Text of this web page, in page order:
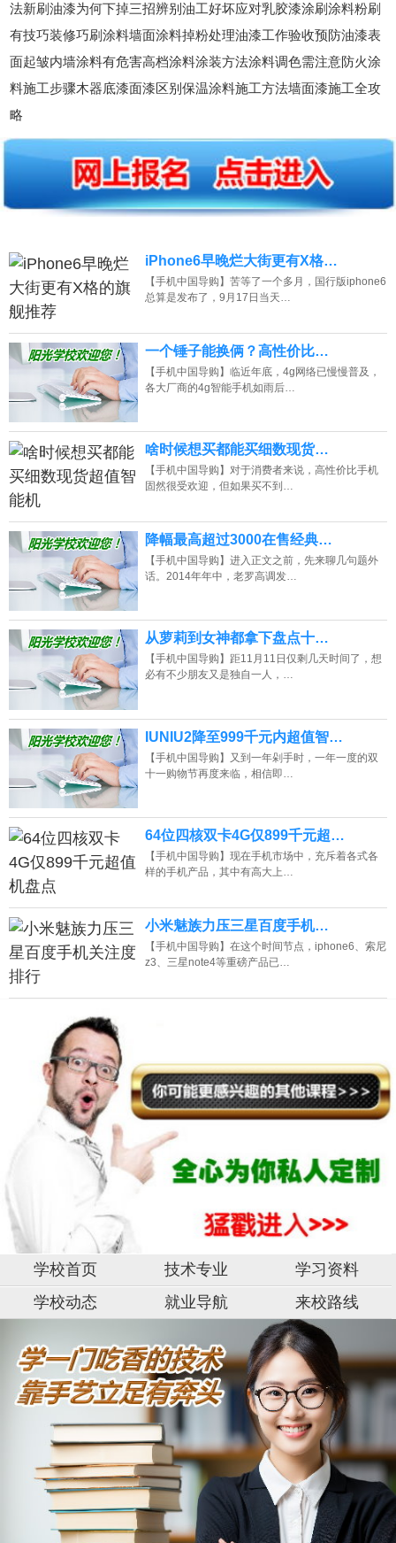
法新刷油漆为何下掉三招辨别油工好坏应对乳胶漆涂刷涂料粉刷
有技巧装修巧刷涂料墙面涂料掉粉处理油漆工作验收预防油漆表
面起皱内墙涂料有危害高档涂料涂装方法涂料调色需注意防火涂
料施工步骤木器底漆面漆区别保温涂料施工方法墙面漆施工全攻
略
iPhone6早晚烂大街更有X格…
【手机中国导购】苦等了一个多月，国行版iphone6
总算是发布了，9月17日当天…
一个锤子能换俩？高性价比…
【手机中国导购】临近年底，4g网络已慢慢普及，
各大厂商的4g智能手机如雨后…
啥时候想买都能买细数现货…
【手机中国导购】对于消费者来说，高性价比手机
固然很受欢迎，但如果买不到…
降幅最高超过3000在售经典…
【手机中国导购】进入正文之前，先来聊几句题外
话。2014年年中，老罗高调发…
从萝莉到女神都拿下盘点十…
【手机中国导购】距11月11日仅剩几天时间了，想
必有不少朋友又是独自一人，…
IUNIU2降至999千元内超值智…
【手机中国导购】又到一年剁手时，一年一度的双
十一购物节再度来临，相信即…
64位四核双卡4G仅899千元超…
【手机中国导购】现在手机市场中，充斥着各式各
样的手机产品，其中有高大上…
小米魅族力压三星百度手机…
【手机中国导购】在这个时间节点，iphone6、索尼
z3、三星note4等重磅产品已…
学校首页 技术专业
学习资料
学校动态
就业导航 来校路线